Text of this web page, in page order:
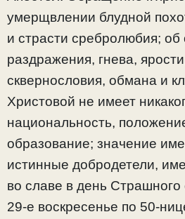
умерщвлении блудной
и страсти сребролюбия; об
раздражения, гнева,
сквернословия, обмана и
Христовой не имеет
национальность,
образование; значение
истинные добродетели,
во славе в день Страшного
29-е воскресенье по 50-